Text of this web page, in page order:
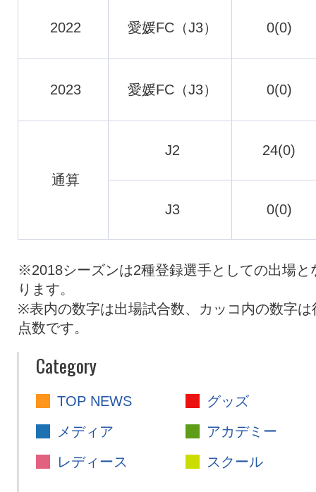
2022 愛媛FC（J3） 0(0)
2023 愛媛FC（J3） 0(0)
通算
J2 24(0)
J3 0(0)
※2018シーズンは2種登録選手としての出場と
ります。
※表内の数字は出場試合数、カッコ内の数字は
点数です。
Category
TOP NEWS
グッズ
メディア
アカデミー
レディース
スクール